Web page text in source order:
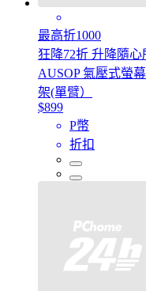
最高折1000
狂降72折 升降隨心
AUSOP 氣壓式螢
架(單臂）
$899
P幣
折扣